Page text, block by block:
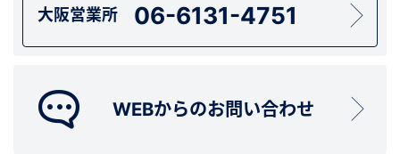
大阪営業所 06-6131-4751
WEBからのお問い合わせ